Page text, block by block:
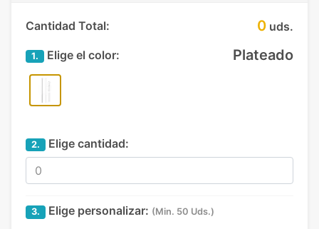
Cantidad Total: 0 uds.
1. Elige el color: Plateado
2. Elige cantidad:
3. Elige personalizar: (Min. 50 Uds.)